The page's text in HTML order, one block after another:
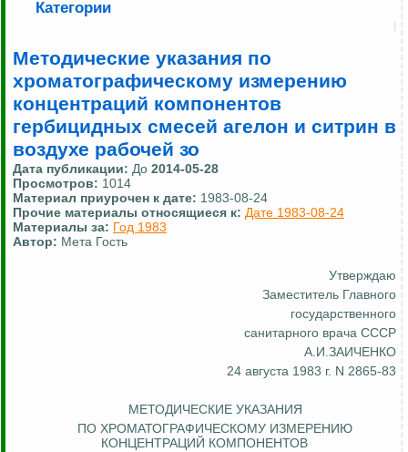
Категории
Методические указания по
хроматографическому измерению
концентраций компонентов
гербицидных смесей агелон и ситрин в
воздухе рабочей зо
Дата публикации: До 2014-05-28
Просмотров: 1014
Материал приурочен к дате: 1983-08-24
Прочие материалы относящиеся к: Дате 1983-08-24
Материалы за: Год 1983
Автор: Мета Гость
Утверждаю
Заместитель Главного
государственного
санитарного врача СССР
А.И.ЗАИЧЕНКО
24 августа 1983 г. N 2865-83
МЕТОДИЧЕСКИЕ УКАЗАНИЯ
ПО ХРОМАТОГРАФИЧЕСКОМУ ИЗМЕРЕНИЮ
КОНЦЕНТРАЦИЙ КОМПОНЕНТОВ